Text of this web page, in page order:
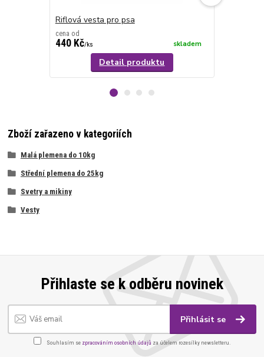
Riflová vesta pro psa
cena od
440 Kč/ks skladem
Detail produktu
Zboží zařazeno v kategoriích
Malá plemena do 10kg
Střední plemena do 25kg
Svetry a mikiny
Vesty
Přihlaste se k odběru novinek
Přihlásit se
Souhlasím se zpracováním osobních údajů za účelem rozesílky newsletteru.